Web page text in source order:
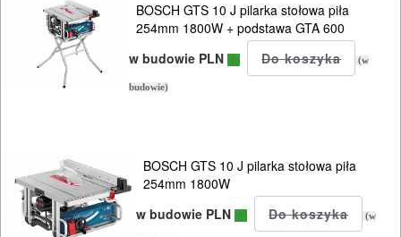
BOSCH GTS 10 J pilarka stołowa piła
254mm 1800W + podstawa GTA 600
w budowie PLN
(w
budowie)
BOSCH GTS 10 J pilarka stołowa piła
254mm 1800W
w budowie PLN
(w